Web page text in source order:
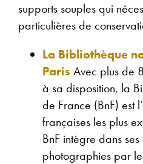
supports souples qui
particulières de
La Bibliothèque
Paris Avec plus de
à sa disposition, la
de France (BnF) est
françaises les plus
BnF intègre dans
photographies par